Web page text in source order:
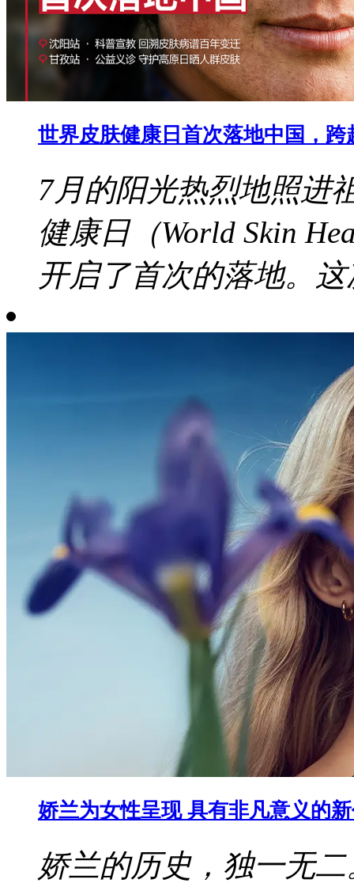
世界皮肤健康日首次落地中国，
7月的阳光热烈地照进
健康日（World Skin
开启了首次的落地。这
娇兰为女性呈现 具有非凡意义的
娇兰的历史，独一无